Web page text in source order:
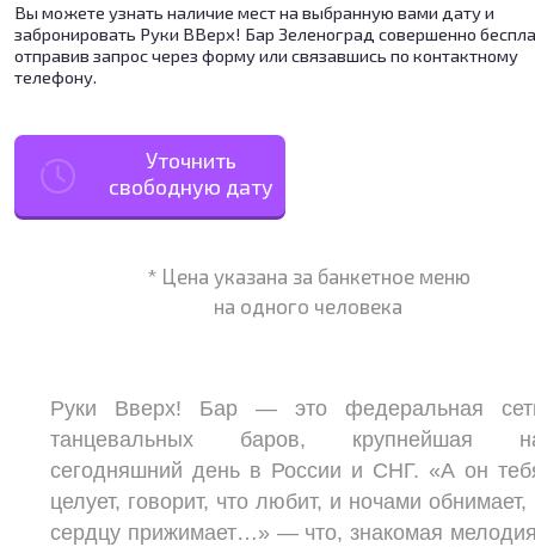
Вы можете узнать наличие мест на выбранную вами дату и
забронировать Руки ВВерх! Бар Зеленоград совершенно
отправив запрос через форму или связавшись по контактному
телефону.
Уточнить
свободную дату
* Цена указана за банкетное меню
на одного человека
Руки Вверх! Бар — это федеральная
танцевальных баров, крупнейшая
сегодняшний день в России и СНГ. «А он
целует, говорит, что любит, и ночами обнимает,
сердцу прижимает…» — что, знакомая